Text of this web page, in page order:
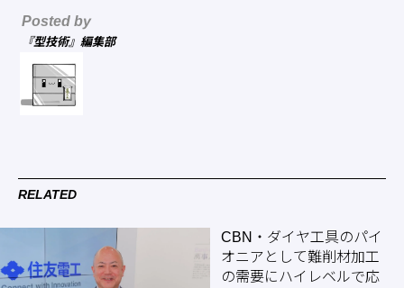
Posted by
『型技術』編集部
RELATED
CBN・ダイヤ工具のパイ
オニアとして難削材加工
の需要にハイレベルで応